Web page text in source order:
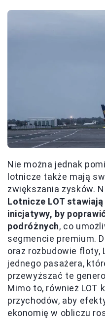
Nie można jednak
lotnicze także mają
zwiększania zysków.
Lotnicze LOT
inicjatywy, by
podróżnych, co
segmencie premium.
oraz rozbudowie floty,
jednego pasażera,
przewyższać te
Mimo to, również LOT
przychodów, aby
ekonomię w obliczu